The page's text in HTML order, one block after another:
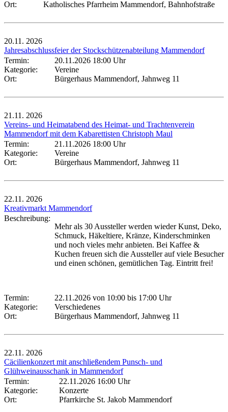
Ort: Katholisches Pfarrheim Mammendorf, Bahnhofstraße
20.11. 2026
Jahresabschlussfeier der Stockschützenabteilung Mammendorf
Termin:
20.11.2026 18:00 Uhr
Kategorie:
Vereine
Ort:
Bürgerhaus Mammendorf, Jahnweg 11
21.11. 2026
Vereins- und Heimatabend des Heimat- und Trachtenverein
Mammendorf mit dem Kabarettisten Christoph Maul
Termin:
21.11.2026 18:00 Uhr
Kategorie:
Vereine
Ort:
Bürgerhaus Mammendorf, Jahnweg 11
22.11. 2026
Kreativmarkt Mammendorf
Beschreibung:
Mehr als 30 Aussteller werden wieder Kunst, Deko,
Schmuck, Häkeltiere, Kränze, Kinderschminken
und noch vieles mehr anbieten. Bei Kaffee &
Kuchen freuen sich die Aussteller auf viele Besucher
und einen schönen, gemütlichen Tag. Eintritt frei!
Termin: 22.11.2026 von 10:00 bis 17:00 Uhr
Kategorie:
Verschiedenes
Ort:
Bürgerhaus Mammendorf, Jahnweg 11
22.11. 2026
Cäcilienkonzert mit anschließendem Punsch- und
Glühweinausschank in Mammendorf
Termin:
22.11.2026 16:00 Uhr
Kategorie:
Konzerte
Ort:
Pfarrkirche St. Jakob Mammendorf